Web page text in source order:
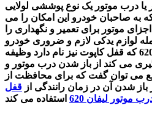
یا درب موتور یک نوع پوششی لولایی
به صاحبان خودرو این امکان را می
موتور برای تعمیر و نگهداری را
لوازم ‌یدکی لازم و ضروری خودرو
که قفل کاپوت نیز نام دارد وظیفه
می کند از باز شدن درب موتور و
می توان گفت که برای محافظت از
شدن آن در زمان رانندگی از قفل
موتور لیفان 620